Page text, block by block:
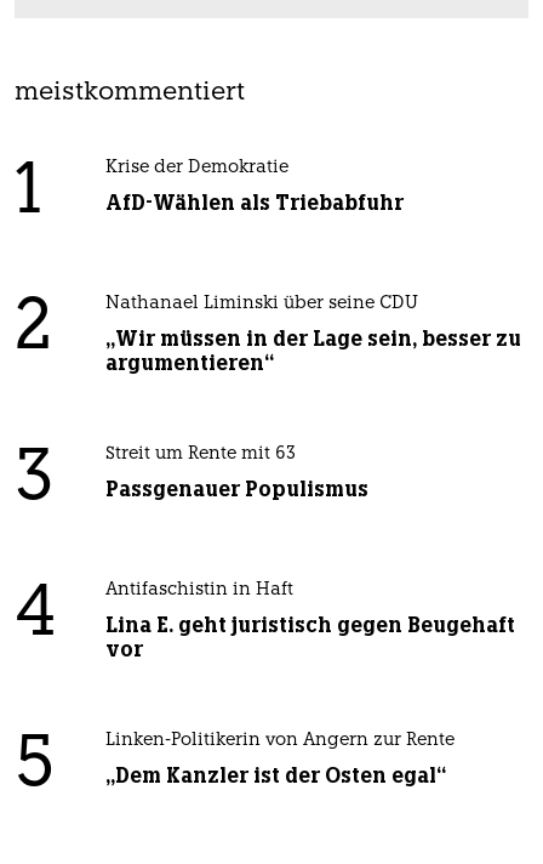
meistkommentiert
1 Krise der Demokratie
AfD-Wählen als Triebabfuhr
2 Nathanael Liminski über seine CDU
„Wir müssen in der Lage sein, besser zu
argumentieren“
3 Streit um Rente mit 63
Passgenauer Populismus
4 Antifaschistin in Haft
Lina E. geht juristisch gegen Beugehaft
vor
5 Linken-Politikerin von Angern zur Rente
„Dem Kanzler ist der Osten egal“